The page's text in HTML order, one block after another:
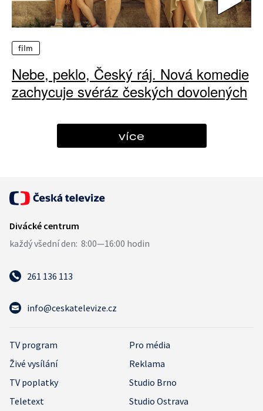
film
Nebe, peklo, Český ráj. Nová komedie
zachycuje svéráz českých dovolených
více
261 136 113
info@ceskatelevize.cz
TV program
Pro média
Živé vysílání
Reklama
TV poplatky
Studio Brno
Teletext
Studio Ostrava